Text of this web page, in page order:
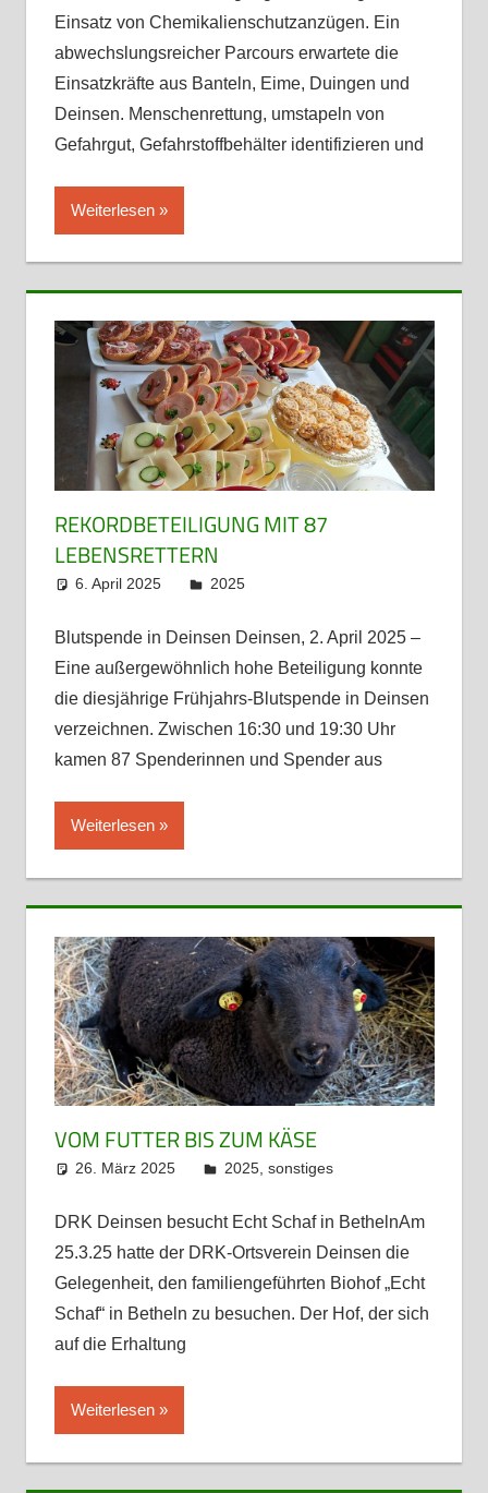
Einsatz von Chemikalienschutzanzügen. Ein
abwechslungsreicher Parcours erwartete die
Einsatzkräfte aus Banteln, Eime, Duingen und
Deinsen. Menschenrettung, umstapeln von
Gefahrgut, Gefahrstoffbehälter identifizieren und
Weiterlesen
REKORDBETEILIGUNG MIT 87
LEBENSRETTERN
6. April 2025 admin
2025
Blutspende in Deinsen Deinsen, 2. April 2025 –
Eine außergewöhnlich hohe Beteiligung konnte
die diesjährige Frühjahrs-Blutspende in Deinsen
verzeichnen. Zwischen 16:30 und 19:30 Uhr
kamen 87 Spenderinnen und Spender aus
Weiterlesen
VOM FUTTER BIS ZUM KÄSE
26. März 2025 admin
2025, sonstiges
DRK Deinsen besucht Echt Schaf in BethelnAm
25.3.25 hatte der DRK-Ortsverein Deinsen die
Gelegenheit, den familiengeführten Biohof „Echt
Schaf“ in Betheln zu besuchen. Der Hof, der sich
auf die Erhaltung
Weiterlesen